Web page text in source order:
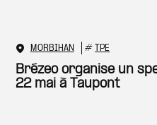
à ma
MORBIHAN # TPE
Brézeo organise un
22 mai à Taupont